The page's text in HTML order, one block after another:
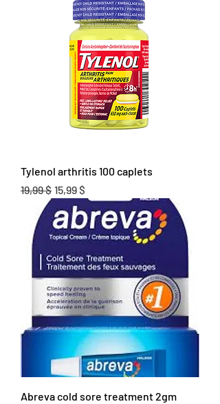
Tylenol arthritis 100 caplets
Prix original
19,99 $ Prix promotionnel
15,99 $
Abreva cold sore treatment 2gm